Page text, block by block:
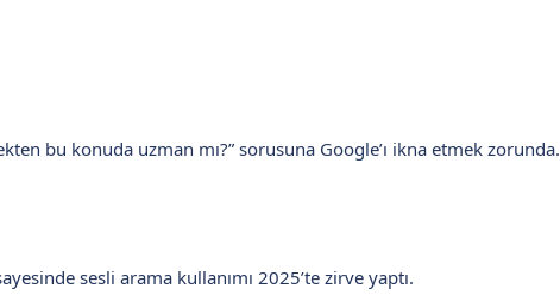
bu konuda uzman mı?” sorusuna Google’ı ikna etmek zorunda.
sesli arama kullanımı 2025’te zirve yaptı.